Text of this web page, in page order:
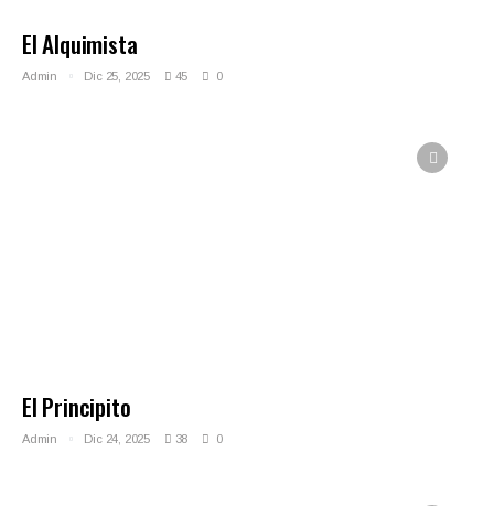
El Alquimista
Admin Dic 25, 2025 45 0
El Principito
Admin Dic 24, 2025 38 0